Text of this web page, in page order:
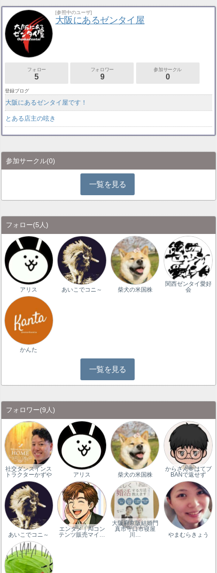
[参照中のユーザ]
大阪にあるゼンタイ屋
フォロー
5
フォロワー
9
参加サークル
0
登録ブログ
大阪にあるゼンタイ屋です！
とある店主の呟き
参加サークル(0)
一覧を見る
フォロー(5人)
アリス あいこでコニ～ 柴犬の米国株
関西ゼンタイ愛好
会
かんた
一覧を見る
フォロワー(9人)
社交ダンスインス
トラクターかずや
アリス 柴犬の米国株
からさん＠はてブ
BANで返せず
あいこでコニ～
エンタメ｜AIコン
テンツ販売マイ…
大阪府京阪結婚門
真市守口市寝屋
川…
やまむらきょう